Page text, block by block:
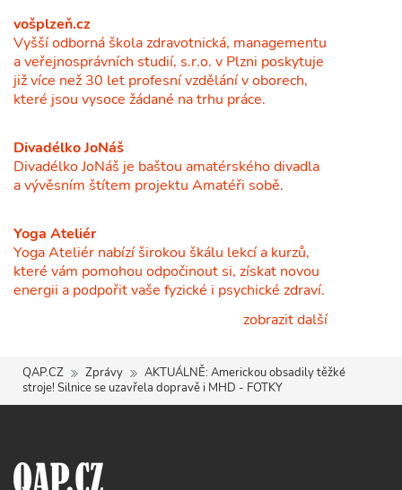
vošplzeň.cz
Vyšší odborná škola zdravotnická, managementu
a veřejnosprávních studií, s.r.o. v Plzni poskytuje
již více než 30 let profesní vzdělání v oborech,
které jsou vysoce žádané na trhu práce.
Divadélko JoNáš
Divadélko JoNáš je baštou amatérského divadla
a vývěsním štítem projektu Amatéři sobě.
Yoga Ateliér
Yoga Ateliér nabízí širokou škálu lekcí a kurzů,
které vám pomohou odpočinout si, získat novou
energii a podpořit vaše fyzické i psychické zdraví.
zobrazit další
QAP.CZ Zprávy
AKTUÁLNĚ: Americkou obsadily těžké
stroje! Silnice se uzavřela dopravě i MHD - FOTKY